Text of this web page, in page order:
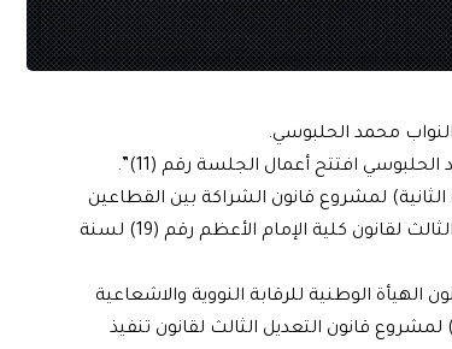
محمد الحلبوسي.
افتتح أعمال الجلسة رقم (11)”.
لمشروع قانون الشراكة بين القطاعين
العام والخاص، وتقرير ومناقشة (القراءة الثانية) لمشروع التعديل الثالث لقانون كلية الإمام الأعظم رقم (19) لسنة
الوطنية للرقابة النووية والاشعاعية
لمشروع قانون التعديل الثالث لقانون تنفيذ